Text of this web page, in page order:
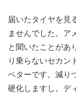
届いたタイヤを見
ませんでした。ア
と聞いたことがあ
り乗らないセカン
ベターです。減り
硬化しますし。デ